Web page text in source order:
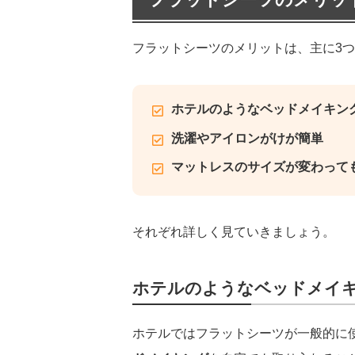
フラットシーツのメリットは、主に3つ
ホテルのようなベッドメイキン
洗濯やアイロンがけが簡単
マットレスのサイズが変わって
それぞれ詳しく見ていきましょう。
ホテルのようなベッドメイ
ホテルではフラットシーツが一般的に